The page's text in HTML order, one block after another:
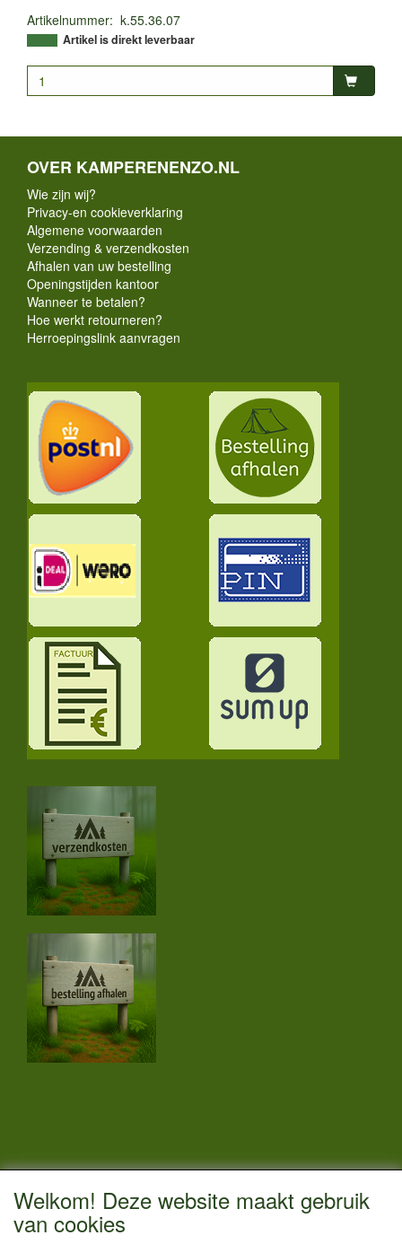
Artikelnummer: k.55.36.07
Artikel is direkt leverbaar
OVER KAMPERENENZO.NL
Wie zijn wij?
Privacy-en cookieverklaring
Algemene voorwaarden
Verzending & verzendkosten
Afhalen van uw bestelling
Openingstijden kantoor
Wanneer te betalen?
Hoe werkt retourneren?
Herroepingslink aanvragen
CONTACTGEGEVENS
Vestigingsadres:
Welkom! Deze website maakt gebruik
van cookies